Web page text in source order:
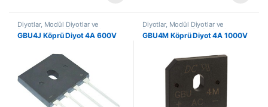
Diyotlar, Modül Diyotlar ve
Doğrultucular ,Köprü Diyotlar
GBU4J Köprü Diyot 4A 600V
Diyotlar, Modül Diyotlar ve
Doğrultucular Köprü Diyotlar
GBU4M Köprü Diyot 4A 1000V